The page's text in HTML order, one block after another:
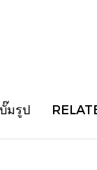
มรูป